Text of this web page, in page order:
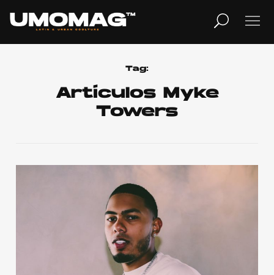
TV
Home
Cover Story
Tag:
Artículos Myke
Towers